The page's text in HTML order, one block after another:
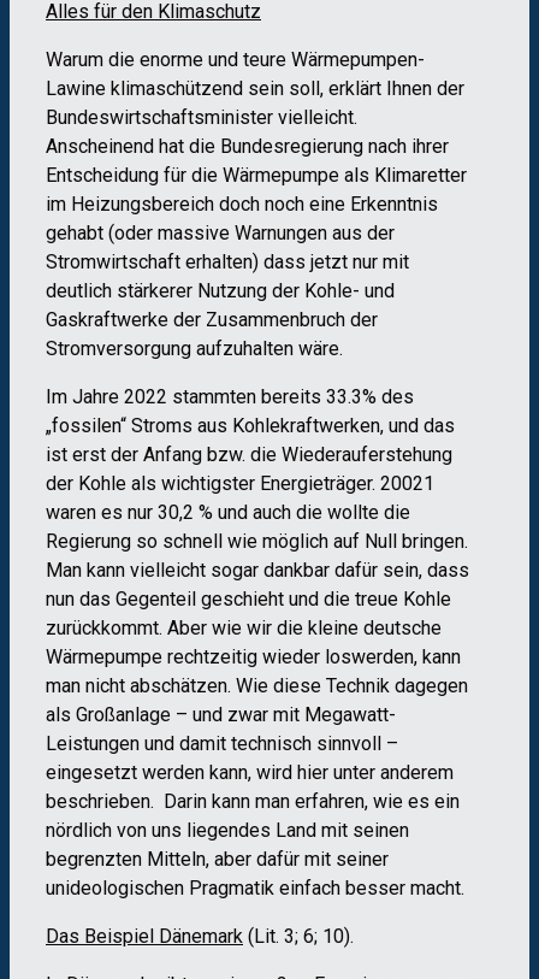
Alles für den Klimaschutz
Warum die enorme und teure Wärmepumpen-
Lawine klimaschützend sein soll, erklärt Ihnen der
Bundeswirtschaftsminister vielleicht.
Anscheinend hat die Bundesregierung nach ihrer
Entscheidung für die Wärmepumpe als Klimaretter
im Heizungsbereich doch noch eine Erkenntnis
gehabt (oder massive Warnungen aus der
Stromwirtschaft erhalten) dass jetzt nur mit
deutlich stärkerer Nutzung der Kohle- und
Gaskraftwerke der Zusammenbruch der
Stromversorgung aufzuhalten wäre.
Im Jahre 2022 stammten bereits 33.3% des
„fossilen“ Stroms aus Kohlekraftwerken, und das
ist erst der Anfang bzw. die Wiederauferstehung
der Kohle als wichtigster Energieträger. 20021
waren es nur 30,2 % und auch die wollte die
Regierung so schnell wie möglich auf Null bringen.
Man kann vielleicht sogar dankbar dafür sein, dass
nun das Gegenteil geschieht und die treue Kohle
zurückkommt. Aber wie wir die kleine deutsche
Wärmepumpe rechtzeitig wieder loswerden, kann
man nicht abschätzen. Wie diese Technik dagegen
als Großanlage – und zwar mit Megawatt-
Leistungen und damit technisch sinnvoll –
eingesetzt werden kann, wird hier unter anderem
beschrieben. Darin kann man erfahren, wie es ein
nördlich von uns liegendes Land mit seinen
begrenzten Mitteln, aber dafür mit seiner
unideologischen Pragmatik einfach besser macht.
Das Beispiel Dänemark (Lit. 3; 6; 10).